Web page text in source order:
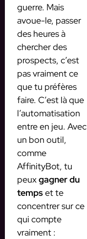
guerre. Mais
avoue-le, passer
des heures à
chercher des
prospects, c’est
pas vraiment ce
que tu préfères
faire. C’est là que
l’automatisation
entre en jeu. Avec
un bon outil,
comme
AffinityBot, tu
peuxgagner du
tempset te
concentrer sur ce
qui compte
vraiment :